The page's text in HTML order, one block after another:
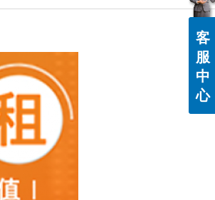
客
服
中
心